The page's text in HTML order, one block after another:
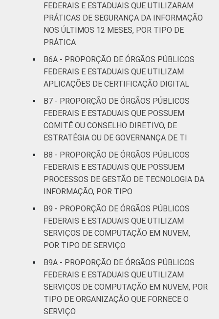
FEDERAIS E ESTADUAIS QUE UTILIZARAM
PRÁTICAS DE SEGURANÇA DA INFORMAÇÃO
NOS ÚLTIMOS 12 MESES, POR TIPO DE
PRÁTICA
B6A - PROPORÇÃO DE ÓRGÃOS PÚBLICOS
FEDERAIS E ESTADUAIS QUE UTILIZAM
APLICAÇÕES DE CERTIFICAÇÃO DIGITAL
B7 - PROPORÇÃO DE ÓRGÃOS PÚBLICOS
FEDERAIS E ESTADUAIS QUE POSSUEM
COMITÊ OU CONSELHO DIRETIVO, DE
ESTRATÉGIA OU DE GOVERNANÇA DE TI
B8 - PROPORÇÃO DE ÓRGÃOS PÚBLICOS
FEDERAIS E ESTADUAIS QUE POSSUEM
PROCESSOS DE GESTÃO DE TECNOLOGIA DA
INFORMAÇÃO, POR TIPO
B9 - PROPORÇÃO DE ÓRGÃOS PÚBLICOS
FEDERAIS E ESTADUAIS QUE UTILIZAM
SERVIÇOS DE COMPUTAÇÃO EM NUVEM,
POR TIPO DE SERVIÇO
B9A - PROPORÇÃO DE ÓRGÃOS PÚBLICOS
FEDERAIS E ESTADUAIS QUE UTILIZAM
SERVIÇOS DE COMPUTAÇÃO EM NUVEM, POR
TIPO DE ORGANIZAÇÃO QUE FORNECE O
SERVIÇO